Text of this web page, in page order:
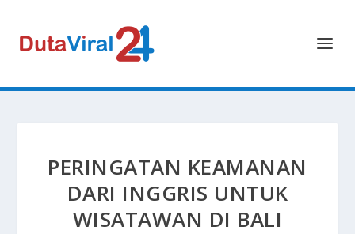
PERINGATAN KEAMANAN
DARI INGGRIS UNTUK
WISATAWAN DI BALI